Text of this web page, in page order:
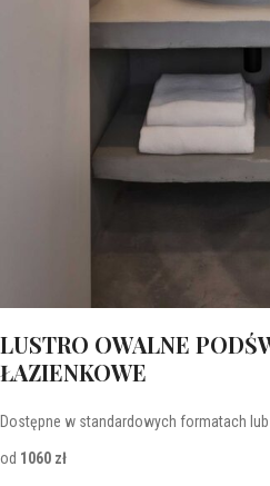
LUSTRO OWALNE
ŁAZIENKOWE
Dostępne w standardowych formatach
od 1060 zł